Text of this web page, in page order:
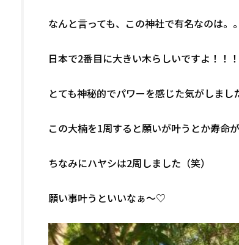
なんと言っても、この神社で有名なのは
日本で2番目に大きい木らしいですよ！！！
とても神秘的でパワーを感じた気がしまし
この大楠を1周すると願いが叶うとか寿命
ちなみにハヤシは2周しました（笑）
願い事叶うといいなぁ～♡